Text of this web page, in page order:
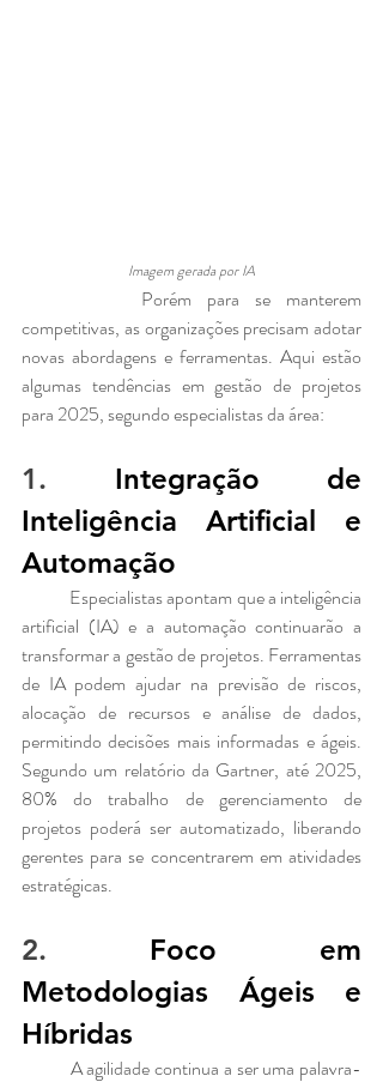
Imagem gerada por IA
competitivas, as organizações precisam adotar
novas abordagens e ferramentas. Aqui estão
algumas tendências em gestão de projetos
para 2025, segundo especialistas da área:
1. Integração de
Inteligência Artificial e
Automação
artificial (IA) e a automação continuarão a
transformar a gestão de projetos. Ferramentas
de IA podem ajudar na previsão de riscos,
alocação de recursos e análise de dados,
permitindo decisões mais informadas e ágeis.
Segundo um relatório da Gartner, até 2025,
80% do trabalho de gerenciamento de
projetos poderá ser automatizado, liberando
gerentes para se concentrarem em atividades
estratégicas.
2. Foco em
Metodologias Ágeis e
Híbridas